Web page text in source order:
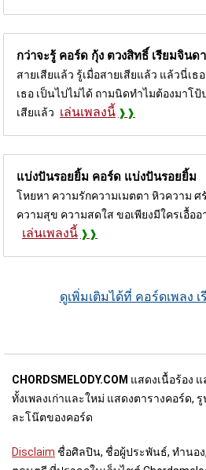
กว่าจะรู้ คอร์ด กุ้ง ตวงสิทธิ์ เรียมจินดา
สายเสียแล้ว รู้เมื่อสายเสียแล้ว แล้วนี่เ
เธอ เป็นไปไม่ได้ ถามนิดทำไมต้องมาโ
เสียแล้ว เล่นเพลงนี้
แบ่งปันรอยยิ้ม คอร์ด แบ่งปันรอยยิ้ม
โหยหา ความรักความเมตตา หิวความ
ความสุข ความสดใส ขอเพียงมีใครเอื้อ
เล่นเพลงนี้
ดูเพิ่มเติมได้ที่ คอร์ดเพลง
CHORDSMELODY.COM แสดงเนื้อร้อง
ทั้งเพลงเก่าและใหม่ แสดงตารางคอร์ด,
ละโน๊ตของคอร์ด
Disclaim ชื่อศิลปิน, ชื่อผู้ประพันธ์, ทำนอง